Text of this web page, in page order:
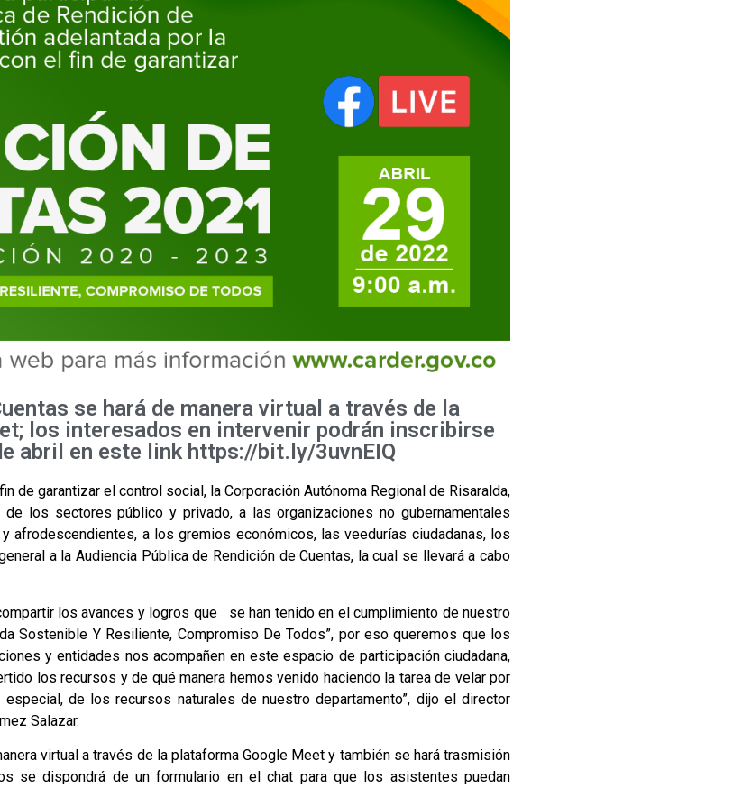
se hará de manera virtual a través de la
los interesados en intervenir podrán inscribirse
abril en este link https://bit.ly/3uvnEIQ
de garantizar el control social, la Corporación Autónoma Regional de Risaralda,
de los sectores público y privado, a las organizaciones no gubernamentales
afrodescendientes, a los gremios económicos, las veedurías ciudadanas, los
a la Audiencia Pública de Rendición de Cuentas, la cual se llevará a cabo
los avances y logros que se han tenido en el cumplimiento de nuestro
Sostenible Y Resiliente, Compromiso De Todos”, por eso queremos que los
y entidades nos acompañen en este espacio de participación ciudadana,
los recursos y de qué manera hemos venido haciendo la tarea de velar por
de los recursos naturales de nuestro departamento”, dijo el director
Salazar.
virtual a través de la plataforma Google Meet y también se hará trasmisión
se dispondrá de un formulario en el chat para que los asistentes puedan